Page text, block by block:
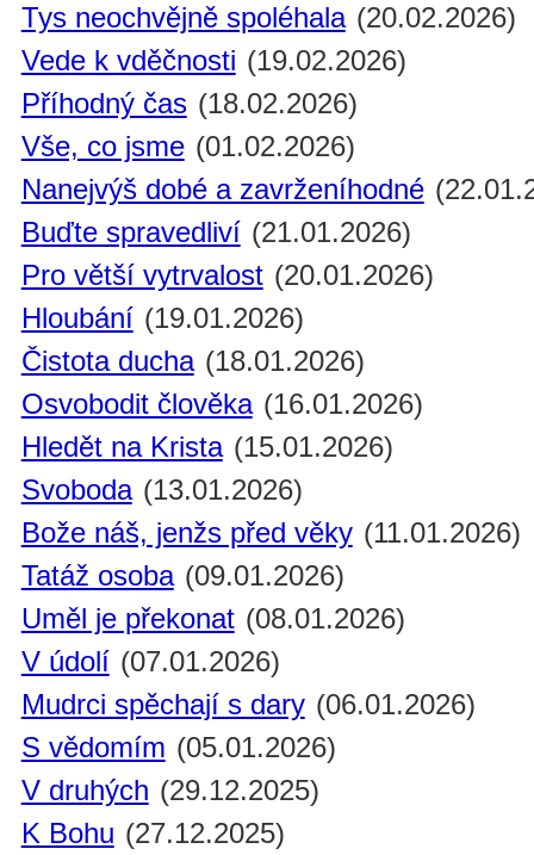
Tys neochvějně spoléhala (20.02.2026)
Vede k vděčnosti (19.02.2026)
Příhodný čas (18.02.2026)
Vše, co jsme (01.02.2026)
Nanejvýš dobé a zavrženíhodné
Buďte spravedliví (21.01.2026)
Pro větší vytrvalost (20.01.2026)
Hloubání (19.01.2026)
Čistota ducha (18.01.2026)
Osvobodit člověka (16.01.2026)
Hledět na Krista (15.01.2026)
Svoboda (13.01.2026)
Bože náš, jenžs před věky (11.01.2026)
Tatáž osoba (09.01.2026)
Uměl je překonat (08.01.2026)
V údolí (07.01.2026)
Mudrci spěchají s dary (06.01.2026)
S vědomím (05.01.2026)
V druhých (29.12.2025)
K Bohu (27.12.2025)